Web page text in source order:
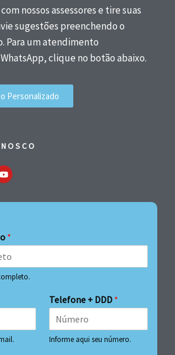
nossos assessores e tire suas
sugestões preenchendo o
Para um atendimento
clique no botão abaixo.
Personalizado
*
Telefone + DDD *
Informe aqui seu número.